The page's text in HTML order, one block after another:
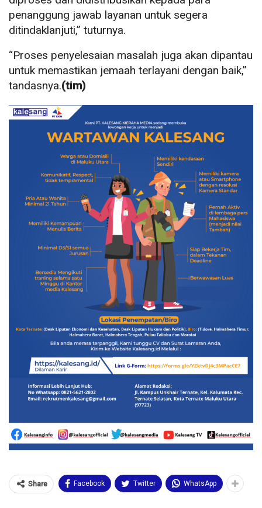
penanggung jawab layanan untuk segera
ditindaklanjuti,” tuturnya.
“Proses penyelesaian masalah juga akan dipantau
untuk memastikan jemaah terlayani dengan baik,”
tandasnya.(tim)
Share Facebook Twitter WhatsApp